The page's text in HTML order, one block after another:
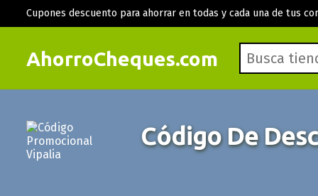
AhorroCheques.com
Cupones descuento para ahorrar en todas y cada una de tus
Código De